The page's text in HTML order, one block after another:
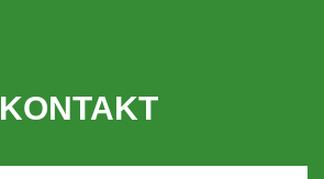
KONTAKT